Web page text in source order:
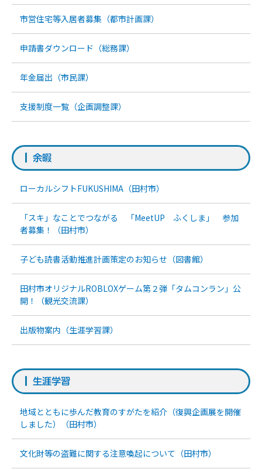
市営住宅等入居者募集（都市計画課）
申請書ダウンロード（総務課）
年金届出（市民課）
支援制度一覧（企画調整課）
余暇
ローカルシフトFUKUSHIMA（田村市）
「スキ」なことでつながる 「MeetUP ふくしま」 参加
者募集！（田村市）
子ども読書活動推進計画策定のお知らせ（図書館）
田村市オリジナルROBLOXゲーム第２弾「タムコンラン」公
開！（観光交流課）
出版物案内（生涯学習課）
生涯学習
地域とともに歩んだ教育のすがたを紹介（復興企画展を開催
しました）（田村市）
文化財等の盗難に関する注意喚起について（田村市）